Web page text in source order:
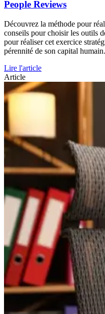
People Reviews
Découvrez la méthode pour
conseils pour choisir les outils
pour réaliser cet exercice
pérennité de son capital humain.
Lire l'article
Article